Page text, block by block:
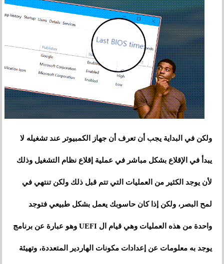
ولكن في البداية يجب أن تعرف أن جهاز الكمبيوتر عند تشغيله لا
يبدأ في الإقلاع بشكل مباشر في عملية إقلاع نظام التشغيل وذلك
لأن يوجد الكثير من العمليات التي تتم قبل ذلك ولكن تنتهي في
لمح البصر، ولكن إذا كان حاسوبك يعمل بشكل طبيعي فتوجد
واحدة من هذه العمليات وهي قيام ال UEFI وهو عبارة عن برنامج
يوجد به معلومات عن إعدادات مكونات الهاردير المتعددة، وتهيئة